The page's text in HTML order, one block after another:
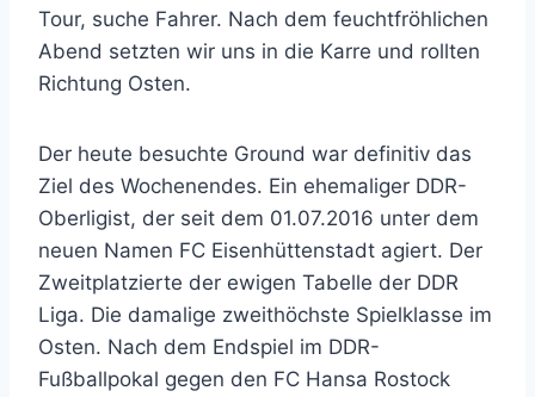
Tour, suche Fahrer. Nach dem feuchtfröhlichen
Abend setzten wir uns in die Karre und rollten
Richtung Osten.
Der heute besuchte Ground war definitiv das
Ziel des Wochenendes. Ein ehemaliger DDR-
Oberligist, der seit dem 01.07.2016 unter dem
neuen Namen FC Eisenhüttenstadt agiert. Der
Zweitplatzierte der ewigen Tabelle der DDR
Liga. Die damalige zweithöchste Spielklasse im
Osten. Nach dem Endspiel im DDR-
Fußballpokal gegen den FC Hansa Rostock